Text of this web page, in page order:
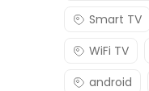
Smart TV
WiFi TV
android